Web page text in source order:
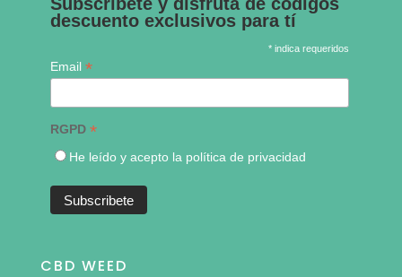
descuento exclusivos para tí
* indica requeridos
Email *
RGPD *
He leído y acepto la política de privacidad
CBD WEED